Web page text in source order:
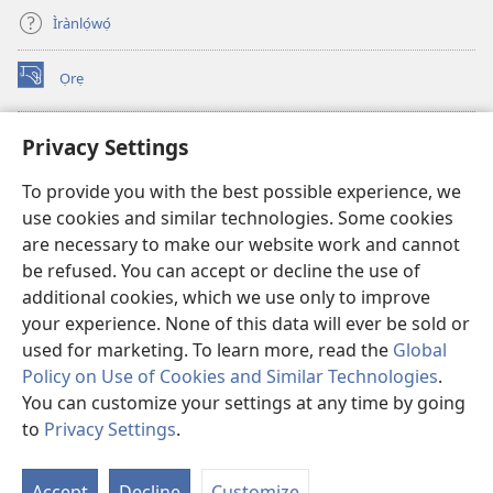
Privacy Settings
To provide you with the best possible experience, we
use cookies and similar technologies. Some cookies
are necessary to make our website work and cannot
be refused. You can accept or decline the use of
additional cookies, which we use only to improve
your experience. None of this data will ever be sold or
used for marketing. To learn more, read the Global
Policy on Use of Cookies and Similar Technologies.
You can customize your settings at any time by going
to Privacy Settings.
Ìrànlọ́wọ́
Ọrẹ
(opens
new
ÀKÁ ÌWÉ ORÍ ÍŃTÁNẸ́Ẹ̀TÌ TI Watchtower™
(opens
window)JW Hub
(opens
new
window)JW Library
Watchtower Library ®
Copyright© 2026 Watch Tower Bible and Tract Society of Pennsylvania.
ÀDÉHÙN LÍLO ÌKÀNNÌ